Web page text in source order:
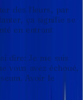
des fleurs, par
ça signifie se
en entrant
dire: Je me suis
vous avez échoué,
seum. Avoir le